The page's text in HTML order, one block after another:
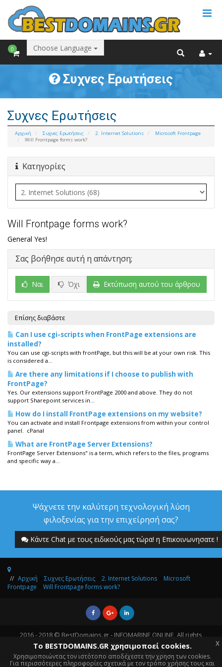
0 Choose Language
Συχνες Ερωτήσεις
Συχνες Ερωτήσεις
Αρχική Συχνες Ερωτήσεις 2. Internet Solutions
Microsoft Frontpage
Will Frontpage forms work?
Κατηγορίες
Will Frontpage forms work?
General Yes!
Σας βοήθησε αυτή η απάντηση;
Ναι Όχι Εκτύπωση αυτού του άρθρου
Επίσης διαβάστε
Can I use cgi-scripts when FrontPage extensions are
installed?
You can use cgi-scripts with frontPage, but this will be at your own risk. This
is considered a...
Are there any limitations if I choose to publish with
FrontPage?
Yes. Our extensions support FrontPage 2000 and above. They do not
support Sharepoint services in...
How do I install FrontPage extensions on my website?
You can activate and install Frontpage extensions from within your control
panel. cPanal
What are FrontPage Server Extensions?
FrontPage Server Extensions" is a term, which refers to the files, programs
and specific way a...
Ψάχνετε την καλύτερη τεχνολογική λύση
φιλοξενίας για την επιχείρησή σας?
Κάντε Chat με τους ειδικούς μας τώρα! η Επικοινωνησατε !
Αρχική Συχνες Ερωτήσεις 2. Internet Solutions
Microsoft
Frontpage
Will Frontpage forms work?
2016 - 2018 © BestDomains.gr - INFOMARINE ONLINE, All rights
reserved.
Προσωπικά δεδομένα
Όροι χρήσης
Το BESTDOMAINS.GR χρησιμοποεί cookies.
Χρησιμοποιώντας τον ιστότοπο αποδέχεστε την χρηση των cookies.
Για περισσότερες πληροφορίες σχετικά με τον τρόπο χρήσης τους και
x